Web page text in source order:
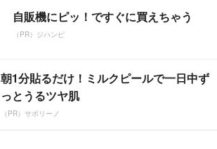
自販機にピッ！ですぐに買えちゃう
（PR）ジハンピ
朝1分貼るだけ！ミルクピールで一日中ず
っとうるツヤ肌
（PR）サボリーノ